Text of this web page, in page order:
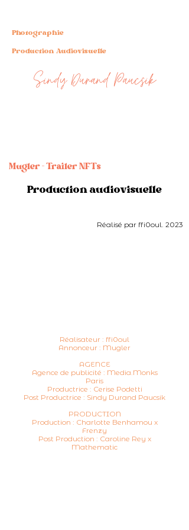
Photographie
Production Audiovisuelle
Sindy Durand Paucsik
Mugler - Trailer NFT's
Production audiovisuelle
Réalisé par ffi0oul. 2023
Réalisateur : ffi0oul
Annonceur : Mugler
AGENCE
Agence de publicité : Media.Monks
Paris
Productrice : Cerise Podetti
Post Productrice : Sindy Durand Paucsik
PRODUCTION
Production : Charlotte Benhamou x
Frenzy
Post Production : Caroline Rey x
Mathematic